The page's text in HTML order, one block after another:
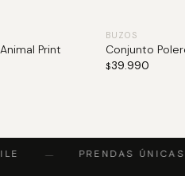
Print
BUZOS
Conjunto
$39.990
PRENDAS ÚNICAS